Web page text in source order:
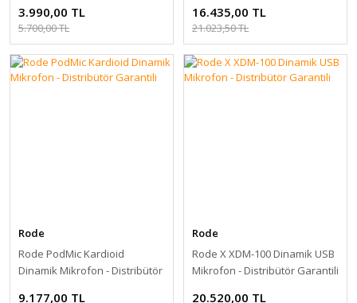
3.990,00 TL
5.700,00 TL
16.435,00 TL
21.023,50 TL
Rode
Rode PodMic Kardioid
Dinamik Mikrofon - Distribütör
9.177,00 TL
Rode
Rode X XDM-100 Dinamik USB
Mikrofon - Distribütör Garantili
20.520,00 TL